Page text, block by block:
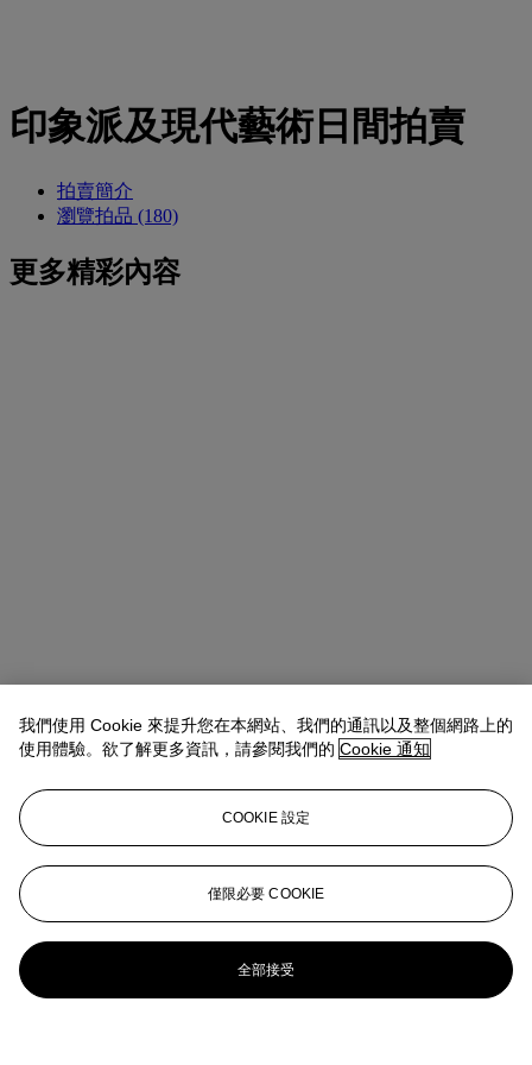
印象派及現代藝術日間拍賣
拍賣簡介
瀏覽拍品 (180)
更多精彩內容
我們使用 Cookie 來提升您在本網站、我們的通訊以及整個網路上的
使用體驗。欲了解更多資訊，請參閱我們的 Cookie 通知
COOKIE 設定
僅限必要 COOKIE
全部接受